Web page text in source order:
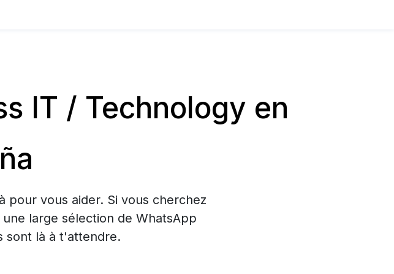
IT / Technology en
pour vous aider. Si vous cherchez
large sélection de WhatsApp
sont là à t'attendre.